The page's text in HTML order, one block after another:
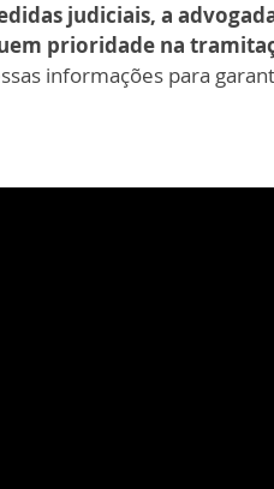
judiciais, a
prioridade na
informações para